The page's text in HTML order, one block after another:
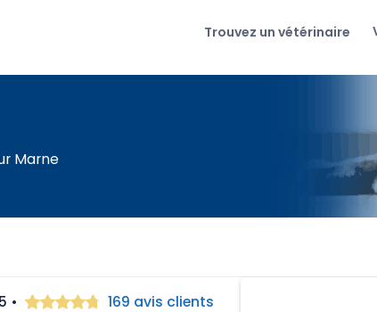
Trouvez un vétérinaire
Marne
• 169 avis clients